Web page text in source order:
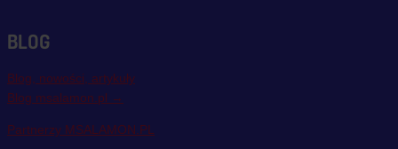
BLOG
Blog, nowości, artykuły
Blog msalamon.pl →
Partnerzy MSALAMON.PL